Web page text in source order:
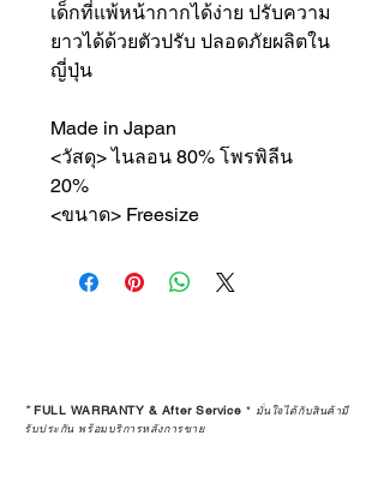
เด็กที่แพ้หน้ากากได้ง่าย ปรับความ
ยาวได้ด้วยตัวปรับ ปลอดภัยผลิตใน
ญี่ปุ่น
Made in Japan
<วัสดุ> ไนลอน 80% โพรพิลีน
20%
<ขนาด> Freesize
*FULL WARRANTY & After Service * มั่นใจได้กับสินค้ามี
รับประกัน พร้อมบริการหลังการขาย